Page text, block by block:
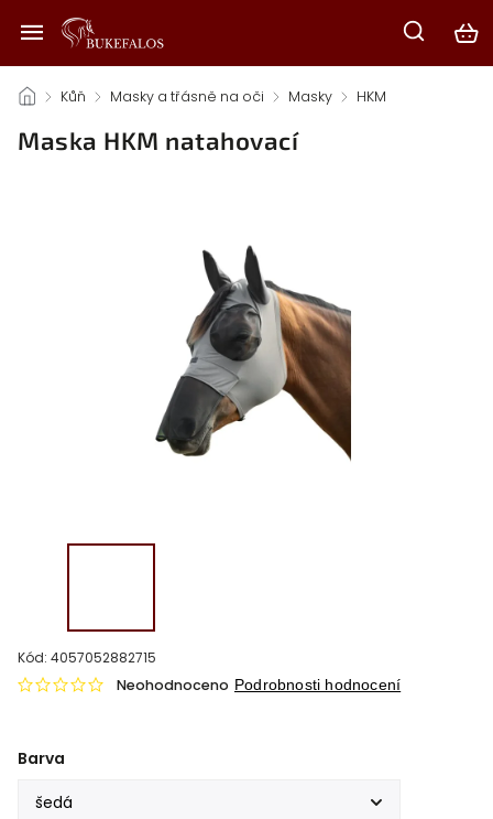
/ Kůň / Masky a třásně na oči / Masky / HKM
Maska HKM natahovací
Kód: 4057052882715
Neohodnoceno Podrobnosti hodnocení
Barva